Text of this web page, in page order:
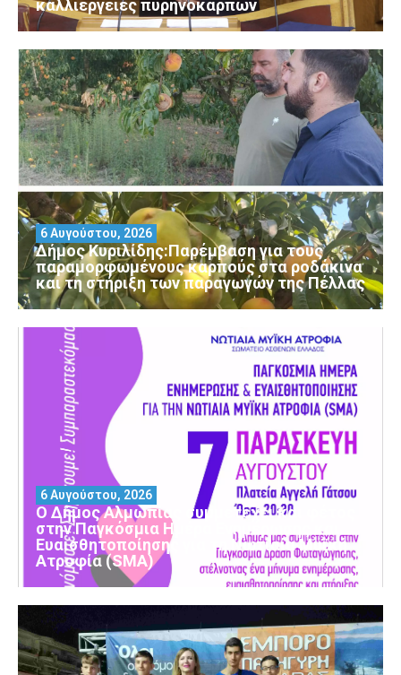
καλλιέργειες πυρηνόκαρπων
Δήμος Κυριλίδης:Παρέμβαση για τους
παραμορφωμένους καρπούς στα ροδάκινα
και τη στήριξη των παραγωγών της Πέλλας
6 Αυγούστου, 2026
Ο Δήμος Αλμωπίας συμμετέχει και φέτος
στην Παγκόσμια Ημέρα Ενημέρωσης και
Ευαισθητοποίησης για τη Νωτιαία Μυϊκή
Ατροφία (SMA)
6 Αυγούστου, 2026